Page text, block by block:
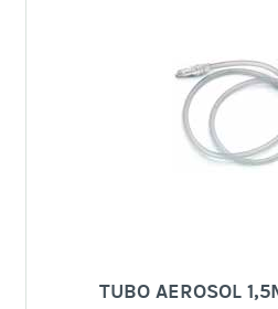
TUBO AEROSOL